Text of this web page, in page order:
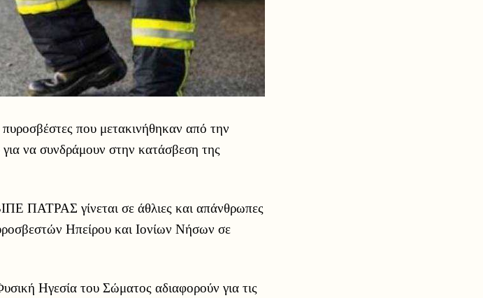
που μετακινήθηκαν από την
να συνδράμουν στην κατάσβεση της
ΠΑΤΡΑΣ γίνεται σε άθλιες και απάνθρωπες
Ηπείρου και Ιονίων Νήσων σε
Ηγεσία του Σώματος αδιαφορούν για τις